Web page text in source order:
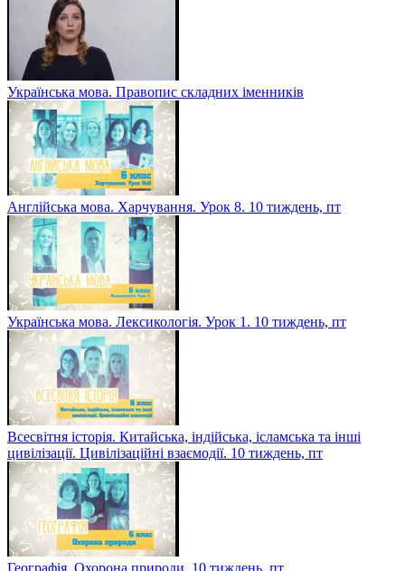
Українська мова. Правопис складних іменників
Англійська мова. Харчування. Урок 8. 10 тиждень, пт
Українська мова. Лексикологія. Урок 1. 10 тиждень, пт
Всесвітня історія. Китайська, індійська, ісламська та інші
цивілізації. Цивілізаційні взаємодії. 10 тиждень, пт
Географія. Охорона природи. 10 тиждень, пт